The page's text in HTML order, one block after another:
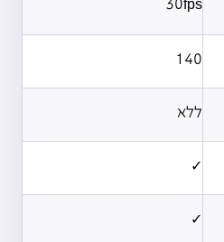
30fps
140
ללא
✓
✓